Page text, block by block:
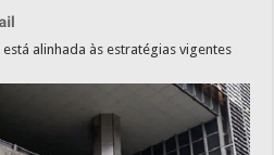
alinhada às estratégias vigentes